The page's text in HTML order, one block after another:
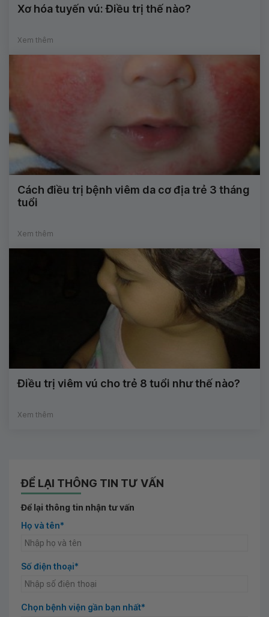
Xơ hóa tuyến vú: Điều trị thế nào?
Xem thêm
Cách điều trị bệnh viêm da cơ địa trẻ 3 tháng
tuổi
Xem thêm
Điều trị viêm vú cho trẻ 8 tuổi như thế nào?
Xem thêm
ĐỂ LẠI THÔNG TIN TƯ VẤN
Để lại thông tin nhận tư vấn
Họ và tên*
Số điện thoại*
Chọn bệnh viện gần bạn nhất*